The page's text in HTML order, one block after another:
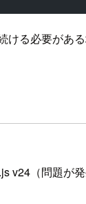
ける必要があ
v24（問題が発